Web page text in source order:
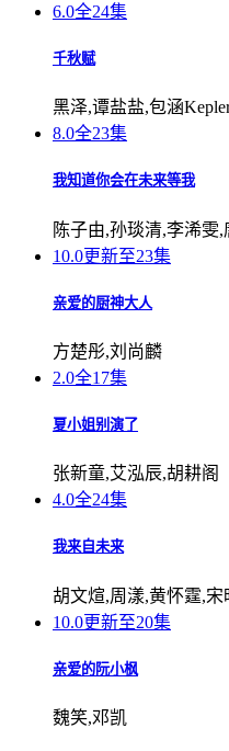
6.0全24集
千秋赋
黑泽,谭盐盐,包涵
8.0全23集
我知道你会在未来等我
陈子由,孙琰清,李浠雯,
10.0更新至23集
亲爱的厨神大人
方楚彤,刘尚麟
2.0全17集
夏小姐别演了
张新童,艾泓辰,胡耕阁
4.0全24集
我来自未来
胡文煊,周漾,黄怀霆,宋
10.0更新至20集
亲爱的阮小枫
魏笑,邓凯